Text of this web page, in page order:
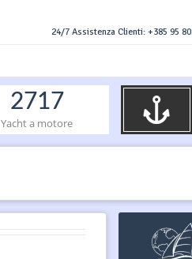
24/7 Assistenza Clienti: +385 95
2717
Yacht a motore